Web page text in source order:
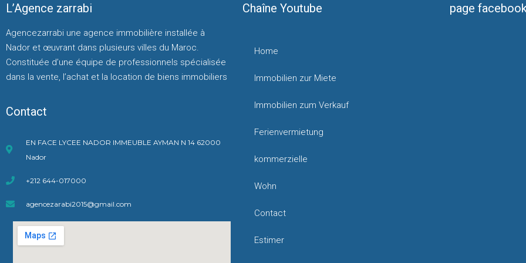
L’Agence zarrabi
Agencezarrabi une agence immobilière installée à
Nador et œuvrant dans plusieurs villes du Maroc.
Constituée d’une équipe de professionnels spécialisée
dans la vente, l’achat et la location de biens immobiliers
Contact
EN FACE LYCEE NADOR IMMEUBLE AYMAN N 14 62000
Nador
+212 644-017000
agencezarabi2015@gmail.com
Chaîne Youtube
Home
Immobilien zur Miete
Immobilien zum Verkauf
Ferienvermietung
kommerzielle
Wohn
Contact
Estimer
page